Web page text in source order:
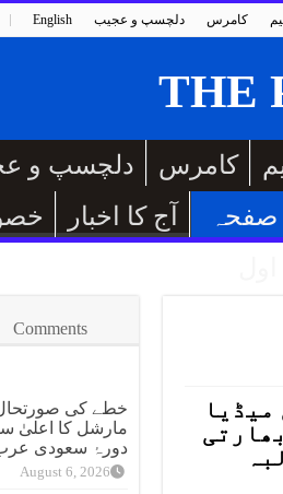
English دلچسپ و عجیب کامرس
دلچسپ و کامرس
آج کا اخبار
صفحہ
Comments
خطے کی
مارشل کا اعلیٰ
دورۂ سعودی
August 6, 2026